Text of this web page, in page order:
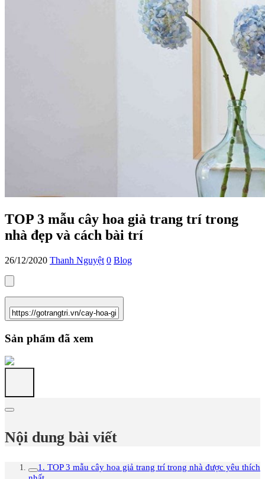
TOP 3 mẫu cây hoa giả trang trí trong
nhà đẹp và cách bài trí
26/12/2020 Thanh Nguyệt 0 Blog
Sản phẩm đã xem
Nội dung bài viết
1. TOP 3 mẫu cây hoa giả trang trí trong nhà được yêu thích